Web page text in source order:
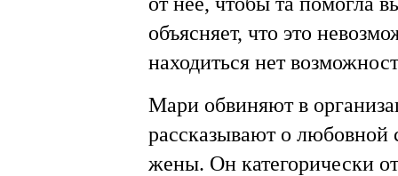
объясняет, что это
находиться нет
Мари обвиняют в
рассказывают о любовной
жены. Он категорически